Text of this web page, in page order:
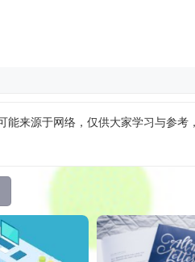
能来源于网络，仅供大家学习与参